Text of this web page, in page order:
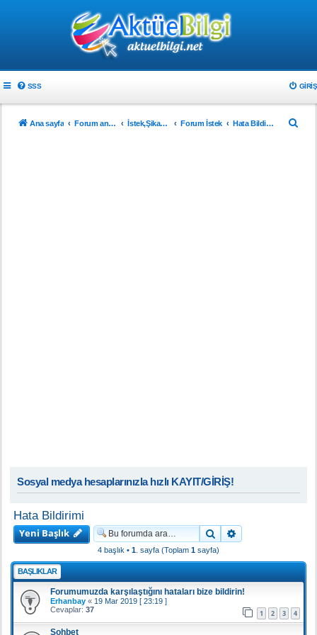
SSS GIRIŞ
Ana sayfa Forum ana sayfa İstek,Şikayet ve Önerileriniz Forum İstek Hata Bildirimi
Sosyal medya hesaplarınızla hızlı KAYIT/GİRİŞ!
Hata Bildirimi
Yeni Başlık
Ara
4 başlık • 1 . sayfa (Toplam 1 sayfa)
BAŞLIKLAR
Forumumuzda karşılaştığını hataları bize bildirin!
Erhanbay « 19 Mar 2019 [ 23:19 ]
Cevaplar: 37 1 2 3 4
Sohbet